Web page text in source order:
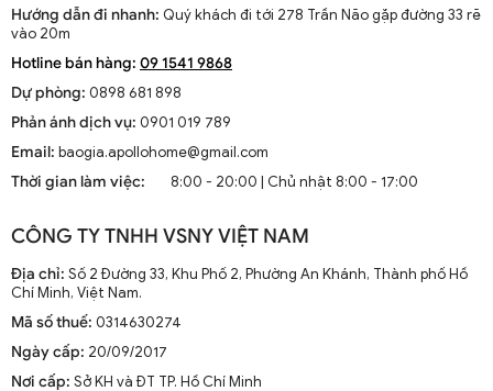
Hướng dẫn đi nhanh: Quý khách đi tới 278 Trần Não gặp đường 33 rẽ
vào 20m
Hotline bán hàng: 09 1541 9868
Dự phòng: 0898 681 898
Phản ánh dịch vụ: 0901 019 789
Email: baogia.apollohome@gmail.com
Thời gian làm việc:
8:00 - 20:00 | Chủ nhật 8:00 - 17:00
CÔNG TY TNHH VSNY VIỆT NAM
Địa chỉ: Số 2 Đường 33, Khu Phố 2, Phường An Khánh, Thành phố Hồ
Chí Minh, Việt Nam.
Mã số thuế: 0314630274
Ngày cấp: 20/09/2017
Nơi cấp: Sở KH và ĐT TP. Hồ Chí Minh